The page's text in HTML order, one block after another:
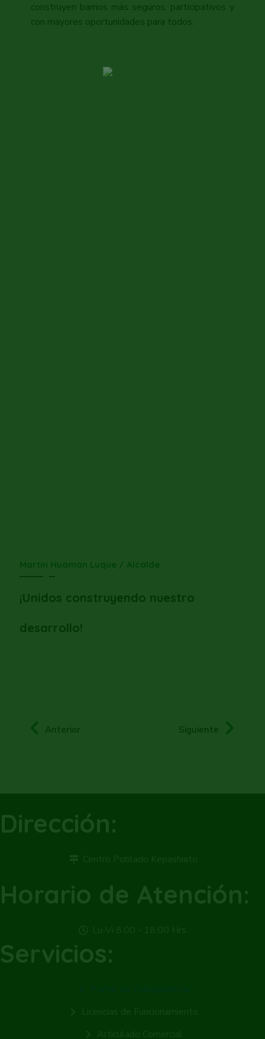
construyen barrios más seguros, participativos y
con mayores oportunidades para todos.
Martín Huaman Luque / Alcalde
¡Unidos construyendo nuestro
desarrollo!
Anterior Siguiente
Dirección:
Horario de Atención:
Servicios: